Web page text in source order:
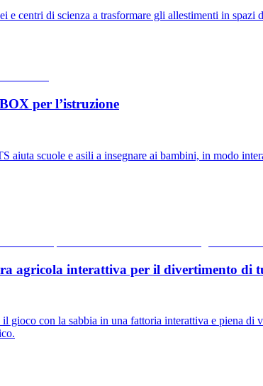
e centri di scienza a trasformare gli allestimenti in
per l’istruzione
scuole e asili a insegnare ai bambini, in modo
agricola interattiva per il divertimento di
con la sabbia in una fattoria interattiva e piena di